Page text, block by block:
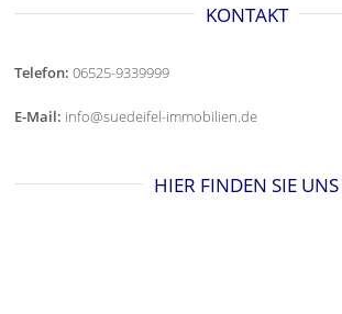
KONTAKT
Telefon: 06525-9339999
E-Mail: info@suedeifel-immobilien.de
HIER FINDEN SIE UNS